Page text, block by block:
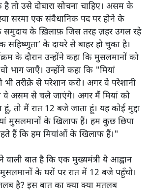
तो उसे दोबारा सोचना चाहिए। असम के
सरमा एक संवैधानिक पद पर होने के
के ख़िलाफ़ जिस तरह ज़हर उगल रहे
सहिष्णुता’ के दायरे से बाहर हो चुका है।
के दौरान उन्होंने कहा कि मुसलमानों को
भाग जाएँ। उन्होंने कहा कि "मियां
तरीक़े से परेशान करो। अगर वे परेशानी
वे असम से चले जाएंगे। अगर मैं मियां को
हूं, तो मैं रात 12 बजे जाता हूं। यह कोई मुद्दा
मुसलमानों के खिलाफ हैं। हम कुछ छिपा
हैं कि हम मियांओं के खिलाफ हैं।"
वाली बात है कि एक मुख्यमंत्री ये आह्वान
के घरों पर रात में 12 बजे पहुँचो।
है? इस बात का क्या क्या मतलब